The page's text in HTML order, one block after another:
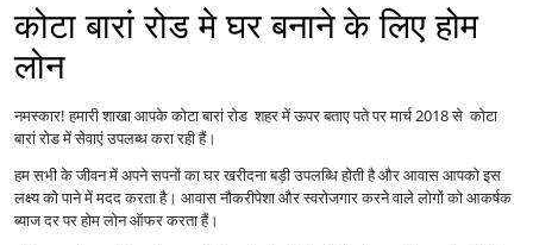
कोटा बारां रोड मे घर बनाने के लिए होम
लोन
नमस्कार! हमारी शाखा आपके कोटा बारां रोड शहर में ऊपर बताए पते पर मार्च 2018 से कोटा
बारां रोड में सेवाएं उपलब्ध करा रही हैं।
हम सभी के जीवन में अपने सपनों का घर खरीदना बड़ी उपलब्धि होती है और आवास आपको इस
लक्ष्य को पाने में मदद करता है। आवास नौकरीपेशा और स्वरोजगार करने वाले लोगों को आकर्षक
ब्याज दर पर होम लोन ऑफर करता हैं।